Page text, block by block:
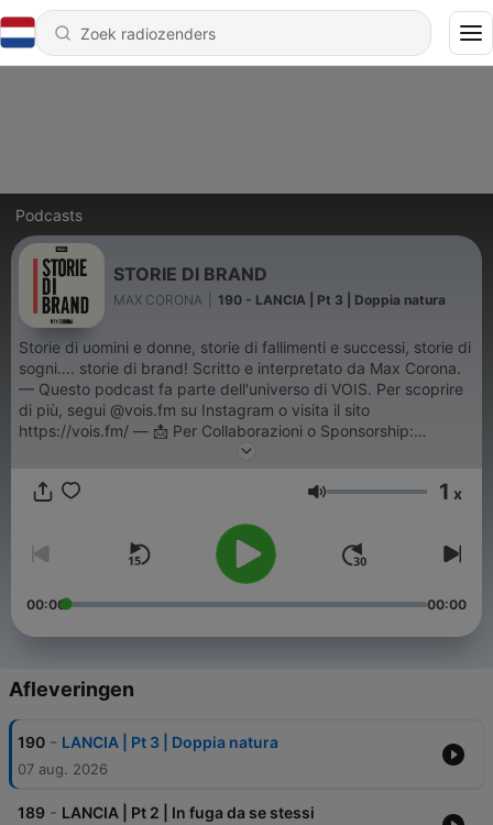
Podcasts
STORIE DI BRAND
MAX CORONA 190 - LANCIA | Pt 3 | Doppia natura
Storie di uomini e donne, storie di fallimenti e successi, storie di
sogni…. storie di brand! Scritto e interpretato da Max Corona.
— Questo podcast fa parte dell'universo di VOIS. Per scoprire
di più, segui @vois.fm su Instagram o visita il sito
https://vois.fm/ — 📩 Per Collaborazioni o Sponsorship:
Volume 1 x
00:00 00:00
Afleveringen
190 - LANCIA | Pt 3 | Doppia natura
07 aug. 2026
189 - LANCIA | Pt 2 | In fuga da se stessi